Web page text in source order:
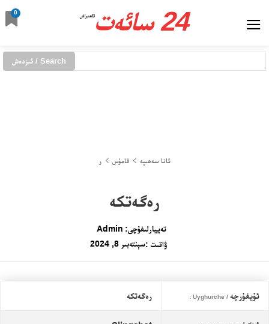
24 سائەت ئالدىراش
0
Search / ئىزدەش
ئانا سەھىپە قامۇس ر
رەگەتكە
تەييارلىغۇچى: Admin
ۋاقىت :سېنتەبىر 8, 2024
ئۇيغۇرچە / Uyghurche : رەگەتكە